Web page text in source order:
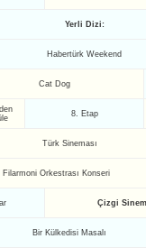
Yerli Dizi:
Habertürk Weekend
Cat Dog
8. Etap
Türk Sineması
Filarmoni Orkestrası Konseri
Çizgi
Bir Külkedisi Masalı